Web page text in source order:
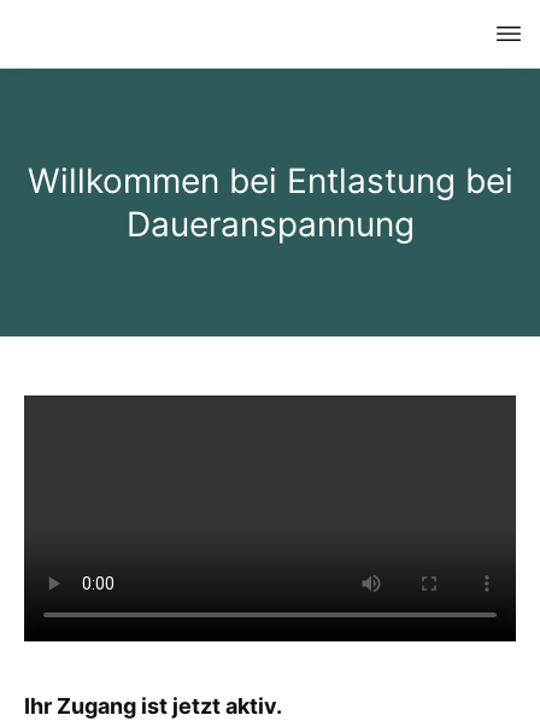
Willkommen bei Entlastung bei
Daueranspannung
Ihr Zugang ist jetzt aktiv.